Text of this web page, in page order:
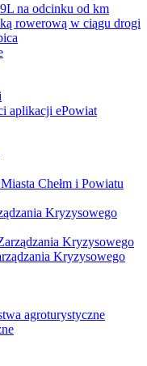
na odcinku od km
rowerową w ciągu drogi
aplikacji ePowiat
Chełm i Powiatu
Kryzysowego
Kryzysowego
Kryzysowego
agroturystyczne